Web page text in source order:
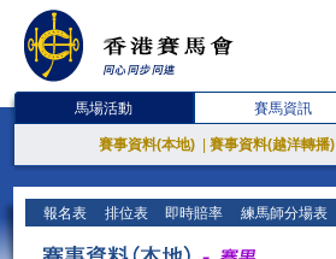
馬場活動 賽馬資訊
賽事資料(本地) 賽事資料(越洋轉播)
報名表 排位表 即時賠率 練馬師分場表